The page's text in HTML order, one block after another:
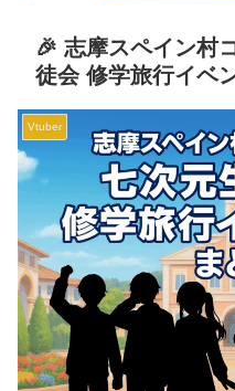
🎉 志摩スペイン村
徒会 修学旅行イベ
Vtuber